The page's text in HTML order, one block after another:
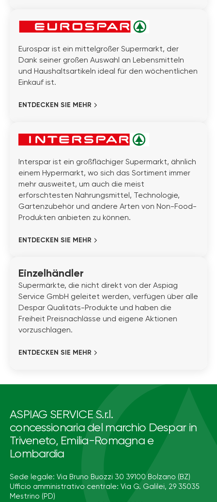
Eurospar ist ein mittelgroßer Supermarkt, der
Dank seiner großen Auswahl an Lebensmitteln
und Haushaltsartikeln ideal für den wöchentlichen
Einkauf ist.
ENTDECKEN SIE MEHR
Interspar ist ein großflächiger Supermarkt, ähnlich
einem Hypermarkt, wo sich das Sortiment immer
mehr ausweitet, um auch die meist
erforschtesten Nahrungsmittel, Technologie,
Gartenzubehör und andere Arten von Non-Food-
Produkten anbieten zu können.
ENTDECKEN SIE MEHR
Einzelhändler
Supermärkte, die nicht direkt von der Aspiag
Service GmbH geleitet werden, verfügen über alle
Despar Qualitäts-Produkte und haben die
Freiheit Preisnachlässe und eigene Aktionen
vorzuschlagen.
ENTDECKEN SIE MEHR
ASPIAG SERVICE S.r.l.
concessionaria del marchio Despar in
Triveneto, Emilia-Romagna e
Lombardia
Sede legale: Via Bruno Buozzi 30 39100 Bolzano (BZ)
Ufficio amministrativo centrale: Via G. Galilei, 29 35035
Mestrino (PD)